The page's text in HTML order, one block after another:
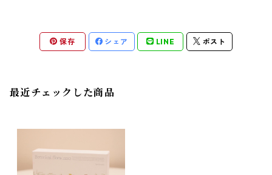
保存 シェア LINE ポスト
最近チェックした商品